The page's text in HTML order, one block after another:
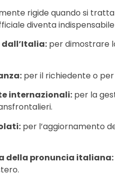
rigide quando si
diventa
dall’Italia: per dimostrare
per il richiedente o per
internazionali: per la
per l’aggiornamento
della pronuncia italiana: